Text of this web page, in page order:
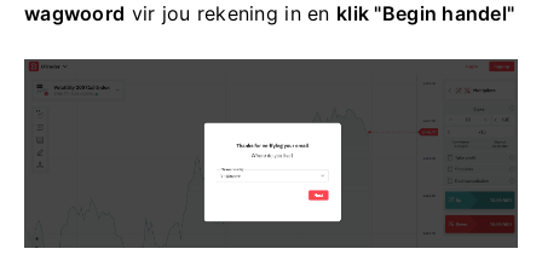
wagwoord vir jou rekening in en klik "Begin handel"